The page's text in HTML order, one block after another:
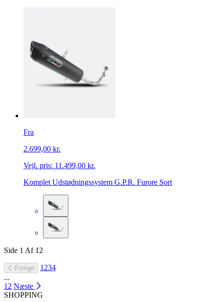
Fra
2.699,00 kr.
Vejl. pris: 11.499,00 kr.
Komplet Udstødningssystem G.P.R. Furore Sort
Side 1 Af 12
Forrige 1 234
...
12 Næste
SHOPPING